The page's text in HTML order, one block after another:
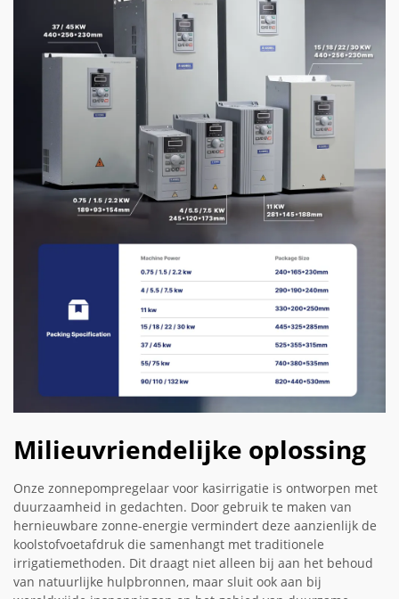
Milieuvriendelijke oplossing
Onze zonnepompregelaar voor kasirrigatie is ontworpen met
duurzaamheid in gedachten. Door gebruik te maken van
hernieuwbare zonne-energie vermindert deze aanzienlijk de
koolstofvoetafdruk die samenhangt met traditionele
irrigatiemethoden. Dit draagt niet alleen bij aan het behoud
van natuurlijke hulpbronnen, maar sluit ook aan bij